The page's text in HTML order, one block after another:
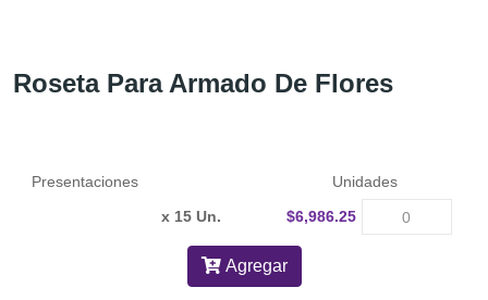
Roseta Para Armado De Flores
Presentaciones
Unidades
x 15 Un.
$6,986.25
Agregar